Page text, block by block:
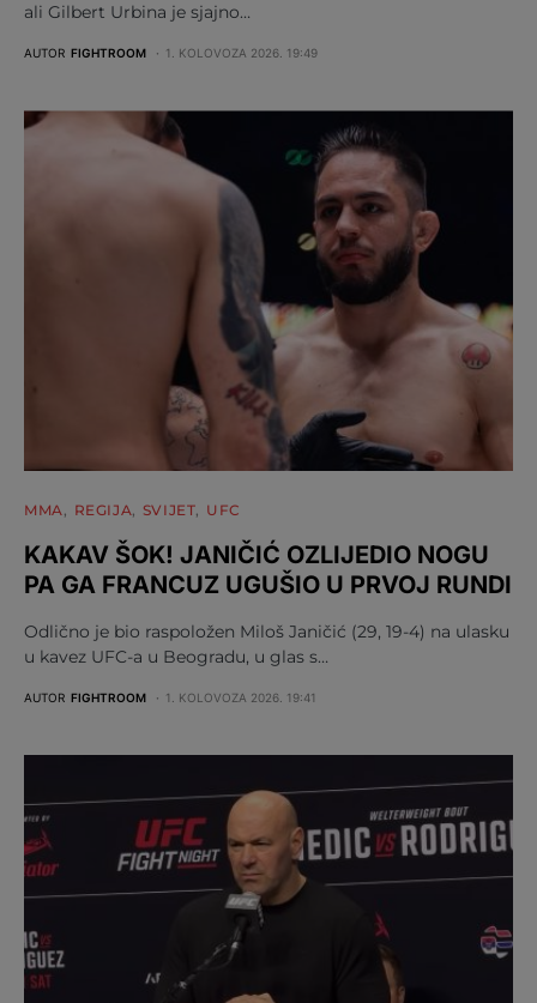
ali Gilbert Urbina je sjajno…
AUTOR FIGHTROOM 1. KOLOVOZA 2026. 19:49
MMA REGIJA SVIJET UFC
KAKAV ŠOK! JANIČIĆ OZLIJEDIO NOGU
PA GA FRANCUZ UGUŠIO U PRVOJ RUNDI
Odlično je bio raspoložen Miloš Janičić (29, 19-4) na ulasku
u kavez UFC-a u Beogradu, u glas s…
AUTOR FIGHTROOM 1. KOLOVOZA 2026. 19:41